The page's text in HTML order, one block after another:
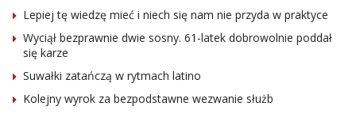
Lepiej tę wiedzę mieć i niech się nam nie przyda w praktyce
Wyciął bezprawnie dwie sosny. 61-latek dobrowolnie poddał
się karze
Suwałki zatańczą w rytmach latino
Kolejny wyrok za bezpodstawne wezwanie służb